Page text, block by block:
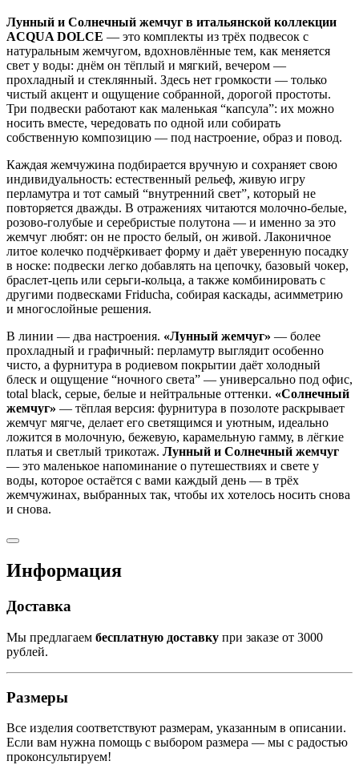
Лунный и Солнечный жемчуг в итальянской коллекции
ACQUA DOLCE — это комплекты из трёх подвесок с
натуральным жемчугом, вдохновлённые тем, как меняется
свет у воды: днём он тёплый и мягкий, вечером —
прохладный и стеклянный. Здесь нет громкости — только
чистый акцент и ощущение собранной, дорогой простоты.
Три подвески работают как маленькая “капсула”: их можно
носить вместе, чередовать по одной или собирать
собственную композицию — под настроение, образ и повод.
Каждая жемчужина подбирается вручную и сохраняет свою
индивидуальность: естественный рельеф, живую игру
перламутра и тот самый “внутренний свет”, который не
повторяется дважды. В отражениях читаются молочно-белые,
розово-голубые и серебристые полутона — и именно за это
жемчуг любят: он не просто белый, он живой. Лаконичное
литое колечко подчёркивает форму и даёт уверенную посадку
в носке: подвески легко добавлять на цепочку, базовый чокер,
браслет-цепь или серьги-кольца, а также комбинировать с
другими подвесками Friducha, собирая каскады, асимметрию
и многослойные решения.
В линии — два настроения. «Лунный жемчуг» — более
прохладный и графичный: перламутр выглядит особенно
чисто, а фурнитура в родиевом покрытии даёт холодный
блеск и ощущение “ночного света” — универсально под офис,
total black, серые, белые и нейтральные оттенки. «Солнечный
жемчуг» — тёплая версия: фурнитура в позолоте раскрывает
жемчуг мягче, делает его светящимся и уютным, идеально
ложится в молочную, бежевую, карамельную гамму, в лёгкие
платья и светлый трикотаж. Лунный и Солнечный жемчуг
— это маленькое напоминание о путешествиях и свете у
воды, которое остаётся с вами каждый день — в трёх
жемчужинах, выбранных так, чтобы их хотелось носить снова
и снова.
Информация
Доставка
Мы предлагаем бесплатную доставку при заказе от 3000
рублей.
Размеры
Все изделия соответствуют размерам, указанным в описании.
Если вам нужна помощь с выбором размера — мы с радостью
проконсультируем!